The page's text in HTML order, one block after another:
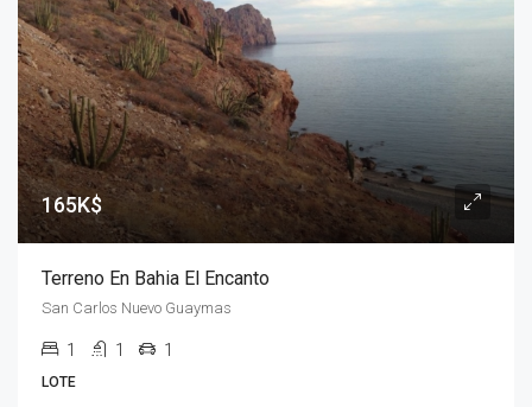
165K$
Terreno En Bahia El Encanto
San Carlos Nuevo Guaymas
1 1 1
LOTE